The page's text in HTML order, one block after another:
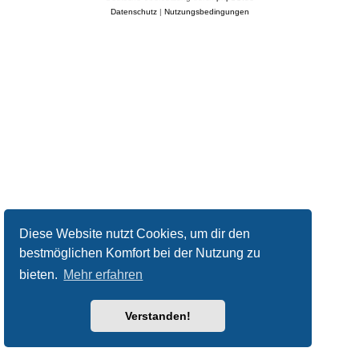
Diese Website nutzt Cookies, um dir den
bestmöglichen Komfort bei der Nutzung zu
bieten. Mehr erfahren
Verstanden!
Datenschutz| Nutzungsbedingungen